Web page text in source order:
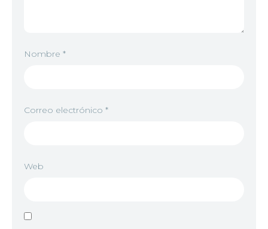
Nombre *
Correo electrónico *
Web